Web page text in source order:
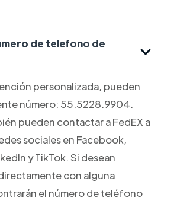
de telefono de
personalizada, pueden
número: 55.5228.9904.
pueden contactar a FedEX a
sociales en Facebook,
y TikTok. Si desean
con alguna
el número de teléfono